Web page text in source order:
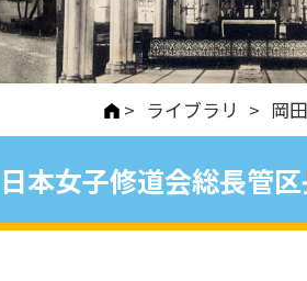
> ライブラリ > 岡
日本女子修道会総長管